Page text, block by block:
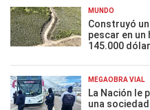
MUNDO
Construyó
pescar en un
145.000
MEGAOBRA VIAL
La Nación le
una